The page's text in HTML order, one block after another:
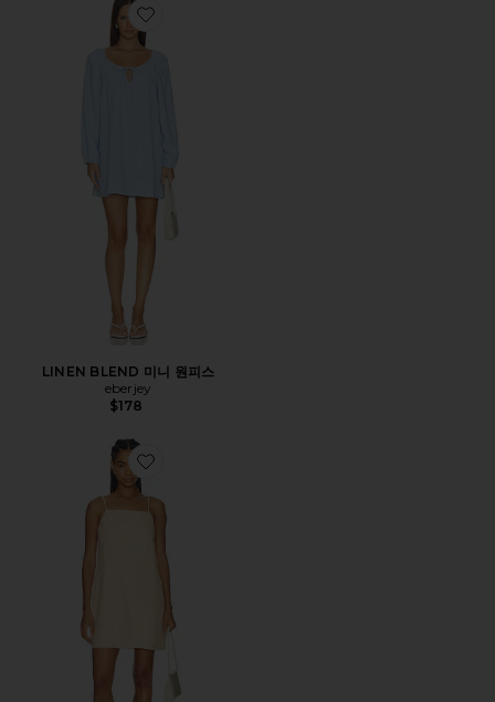
Favorite LINEN BLEND 미니 원피스
LINEN BLEND 미니 원피스
eberjey
$178
Favorite HIDEAWAY 리넨 타이 스트랩 드레스